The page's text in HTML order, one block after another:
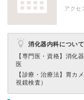
アク
消化器内科について
【専門医・資格】 消化
医
【診療・治療法】 胃カ
視鏡検査）